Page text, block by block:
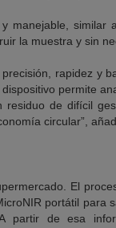
manejable, similar
la muestra y sin
rapidez y
permite
residuo de difícil
circular”,
El
portátil para
de esa